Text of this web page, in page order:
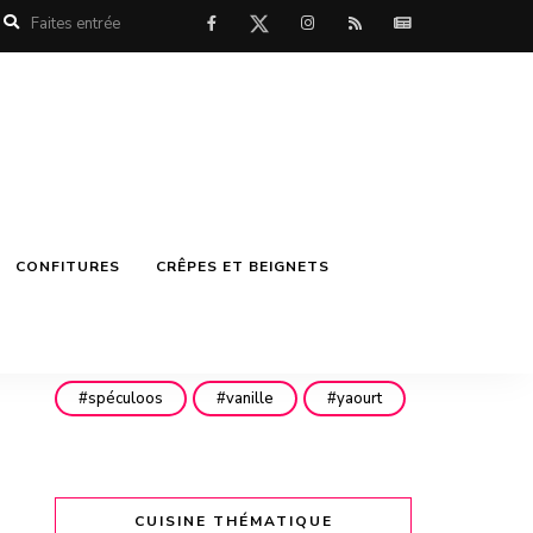
CONFITURES CRÊPES ET BEIGNETS
menthe
pistaches poires
spéculoos vanille yaourt
CUISINE THÉMATIQUE